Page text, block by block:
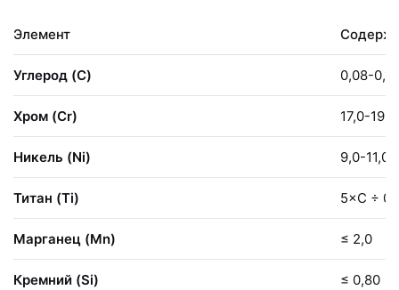
Элемент
Углерод (C) 0,08-0,12
Хром (Cr) 17,0-19,0
Никель (Ni) 9,0-11,0
Титан (Ti) 5×C ÷
Марганец (Mn) ≤ 2,0
Кремний (Si) ≤ 0,80